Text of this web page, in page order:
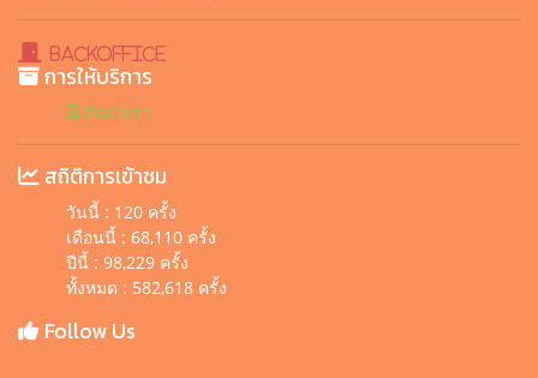
BackOffice
การให้บริการ
ติดต่อเรา
สถิติการเข้าชม
วันนี้ : 120 ครั้ง
เดือนนี้ : 68,110 ครั้ง
ปีนี้ : 98,229 ครั้ง
ทั้งหมด : 582,618 ครั้ง
Follow Us